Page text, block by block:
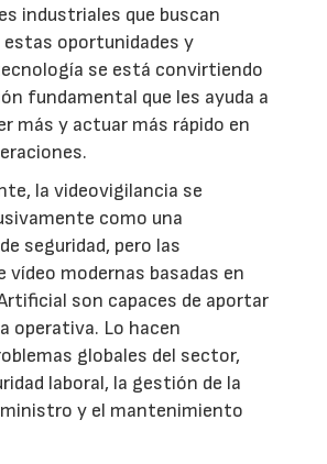
industriales que buscan
oportunidades y
se está convirtiendo
fundamental que les ayuda a
más y actuar más rápido en
la videovigilancia se
como una
seguridad, pero las
vídeo modernas basadas en
son capaces de aportar
operativa. Lo hacen
globales del sector,
laboral, la gestión de la
y el mantenimiento